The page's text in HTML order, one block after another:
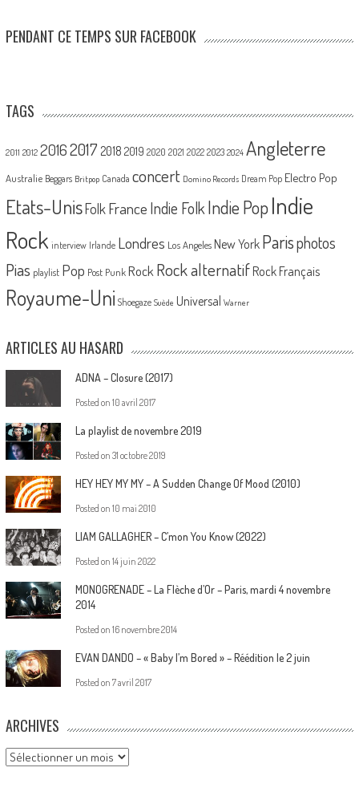
PENDANT CE TEMPS SUR FACEBOOK
TAGS
2011 2012 20162017 2018 2019 2020 2021 2022 2023 2024 Angleterre
Australie Beggars Britpop Canada concert Domino Records Dream Pop Electro Pop
Etats-UnisFolk France Indie Folk Indie PopIndie
Rock interview Irlande Londres Los Angeles New York Parisphotos
Pias playlist Pop Post Punk Rock Rock alternatif Rock Français
Royaume-Uni Shoegaze Suède Universal Warner
ARTICLES AU HASARD
ADNA – Closure (2017)
Posted on 10 avril 2017
La playlist de novembre 2019
Posted on 31 octobre 2019
HEY HEY MY MY – A Sudden Change Of Mood (2010)
Posted on 10 mai 2010
LIAM GALLAGHER – C’mon You Know (2022)
Posted on 14 juin 2022
MONOGRENADE – La Flèche d’Or – Paris, mardi 4 novembre
2014
Posted on 16 novembre 2014
EVAN DANDO – « Baby I’m Bored » – Réédition le 2 juin
Posted on 7 avril 2017
ARCHIVES
Archives